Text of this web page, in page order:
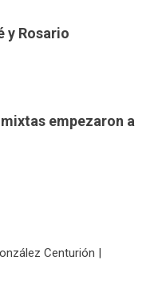
y Rosario
empezaron a
Centurión |